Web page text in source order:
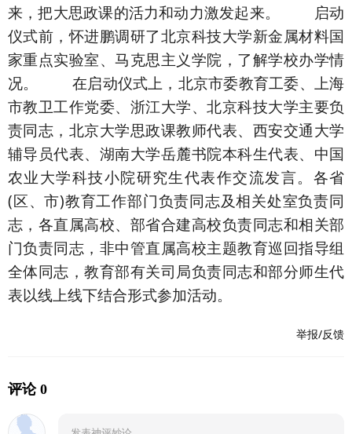
来，把大思政课的活力和动力激发起来。 启动
仪式前，怀进鹏调研了北京科技大学新金属材料国
家重点实验室、马克思主义学院，了解学校办学情
况。 在启动仪式上，北京市委教育工委、上海
市教卫工作党委、浙江大学、北京科技大学主要负
责同志，北京大学思政课教师代表、西安交通大学
辅导员代表、湖南大学岳麓书院本科生代表、中国
农业大学科技小院研究生代表作交流发言。各省
(区、市)教育工作部门负责同志及相关处室负责同
志，各直属高校、部省合建高校负责同志和相关部
门负责同志，非中管直属高校主题教育巡回指导组
全体同志，教育部有关司局负责同志和部分师生代
表以线上线下结合形式参加活动。
举报/反馈
评论 0